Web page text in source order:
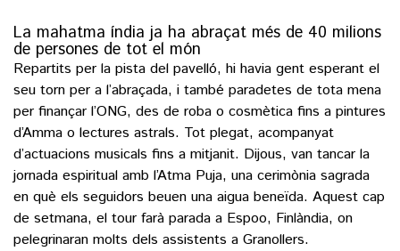
La mahatma índia ja ha abraçat més de 40 milions
de persones de tot el món
Repartits per la pista del pavelló, hi havia gent esperant el
seu torn per a l’abraçada, i també paradetes de tota mena
per finançar l’ONG, des de roba o cosmètica fins a pintures
d’Amma o lectures astrals. Tot plegat, acompanyat
d’actuacions musicals fins a mitjanit. Dijous, van tancar la
jornada espiritual amb l’Atma Puja, una cerimònia sagrada
en què els seguidors beuen una aigua beneïda. Aquest cap
de setmana, el tour farà parada a Espoo, Finlàndia, on
pelegrinaran molts dels assistents a Granollers.